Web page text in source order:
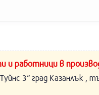
и работници в
3“ град Казанлък ,